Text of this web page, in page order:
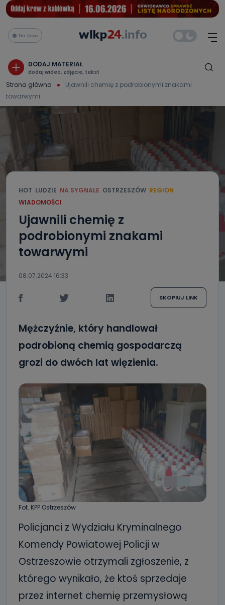
Na żywo
DODAJ MATERIAŁ
dodaj wideo, zdjęcie, tekst
Strona główna
Ujawnili chemię z podrobionymi znakami
towarwymi
HOT LUDZIE NA SYGNALE OSTRZESZÓW REGION
WIADOMOŚCI
Ujawnili chemię z
podrobionymi znakami
towarwymi
08.07.2024 16:33
SKOPIUJ LINK
Mężczyźnie, który handlował
podrobioną chemią gospodarczą
grozi do dwóch lat więzienia.
Fot. KPP Ostrzeszów
Policjanci z Wydziału Kryminalnego
Komendy Powiatowej Policji w
Ostrzeszowie otrzymali zgłoszenie, z
którego wynikało, że ktoś sprzedaje
przez internet chemię przemysłową